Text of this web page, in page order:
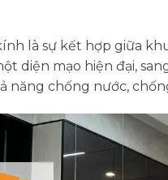
là sự kết hợp giữa
diện mạo hiện đại,
năng chống nước,